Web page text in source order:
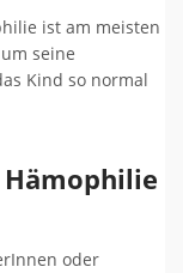
ist am meisten
seine
Kind so normal
oder